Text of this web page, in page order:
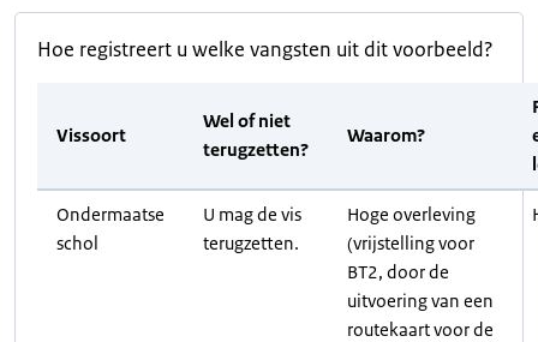
Hoe registreert u welke vangsten uit dit voorbeeld?
Vissoort
Wel of niet
terugzetten?
Waarom?
Ondermaatse
schol
U mag de vis
terugzetten.
Hoge overleving
(vrijstelling voor
BT2, door de
uitvoering van een
routekaart voor de